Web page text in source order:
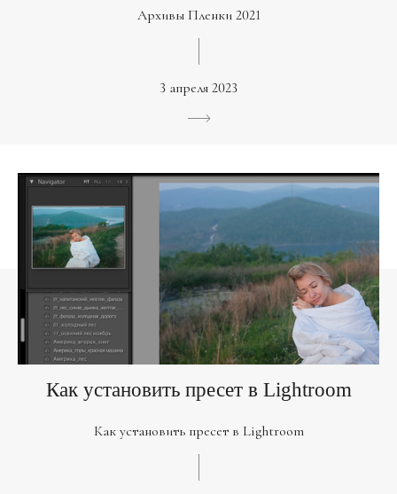
Архивы Пленки 2021
3 апреля 2023
Как установить пресет в Lightroom
Как установить пресет в Lightroom